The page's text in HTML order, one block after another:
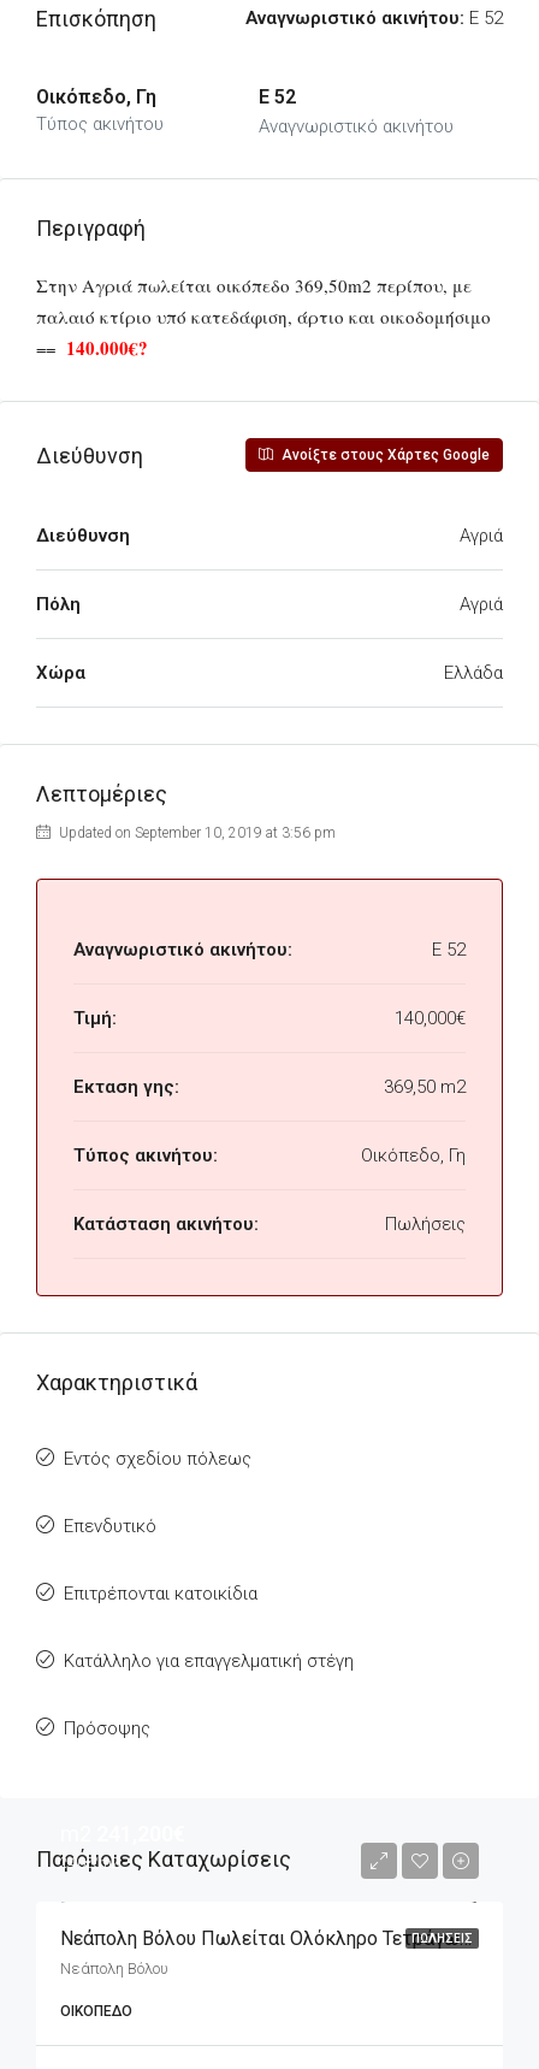
Επισκόπηση Αναγνωριστικό ακινήτου: E 52
Οικόπεδο, Γη
Τύπος ακινήτου
E 52
Αναγνωριστικό ακινήτου
Περιγραφή
Στην Αγριά πωλείται οικόπεδο 369,50m2 περίπου, με
παλαιό κτίριο υπό κατεδάφιση, άρτιο και οικοδομήσιμο
== 140.000€?
Διεύθυνση Ανοίξτε στους Χάρτες Google
Διεύθυνση Αγριά
Πόλη Αγριά
Χώρα Ελλάδα
Λεπτομέριες
Updated on September 10, 2019 at 3:56 pm
Αναγνωριστικό ακινήτου: E 52
Τιμή: 140,000€
Εκταση γης: 369,50 m2
Τύπος ακινήτου: Οικόπεδο, Γη
Κατάσταση ακινήτου: Πωλήσεις
Χαρακτηριστικά
Εντός σχεδίου πόλεως
Επενδυτικό
Επιτρέπονται κατοικίδια
Κατάλληλο για επαγγελματική στέγη
Πρόσοψης
Παρόμοιες Καταχωρίσεις
ΠΩΛΉΣΕΙΣ
240€/m2
Νεάπολη Βόλου Πωλείται Ολόκληρο Τετράγωνο Που Αποτελείται Από Επτά Οικόπεδα
Νεάπολη Βόλου
ΟΙΚΌΠΕΔΟ